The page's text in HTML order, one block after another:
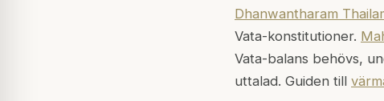
Dhanwantharam
Vata-konstitutioner.
Vata-balans behövs,
uttalad. Guiden till